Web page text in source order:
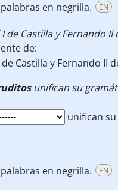
en negrilla. EN
I de Castilla y Fernando II
de:
de Castilla y Fernando II
unifican su
unifican
en negrilla. EN